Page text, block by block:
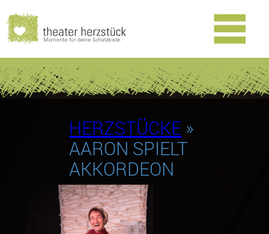
HERZSTÜCKE »
AARON SPIELT
AKKORDEON